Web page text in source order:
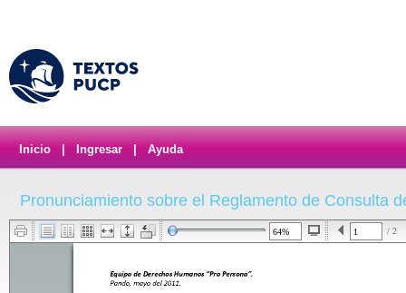
Inicio Ingresar Ayuda
Pronunciamiento sobre el Reglamento de Consulta
/ 2